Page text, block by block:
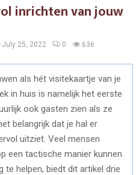
inrichten van jouw
July 25, 2022 0 636
als hét visitekaartje van je
in huis is namelijk het eerste
ook gasten zien als ze
belangrijk dat je hal er
uitziet. Veel mensen
een tactische manier kunnen
te helpen, biedt dit artikel drie